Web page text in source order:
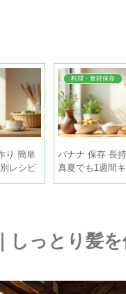
り 簡単
レシピ
料理・食材保存
バナナ 保存 長
真夏でも1週間
のコツ
しっとり髪